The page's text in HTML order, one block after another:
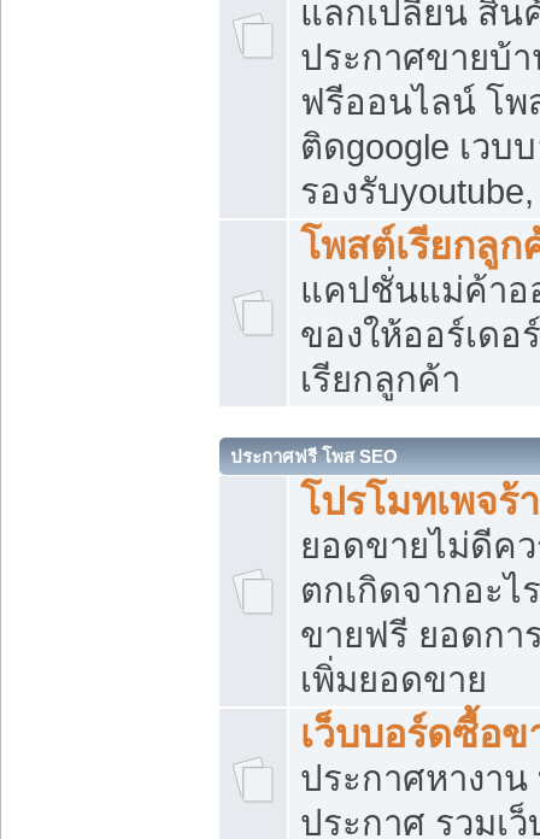
แลกเปลี่ยน สิน
ประกาศขายบ้
ฟรีออนไลน์ โพ
ติดgoogle เวบ
รองรับ
โพสต์เรียกลูก
แคปชั่นแม่ค้าอ
ของให้ออร์เดอ
เรียกลูกค้า
ประกาศฟรี โพส SEO
โปรโมทเพจร้
ยอดขายไม่ดีค
ตกเกิดจากอะไ
ขายฟรี ยอดกา
เพิ่มยอดขาย
เว็บบอร์ดซื้อข
ประกาศหางาน
ประกาศ รวมเ